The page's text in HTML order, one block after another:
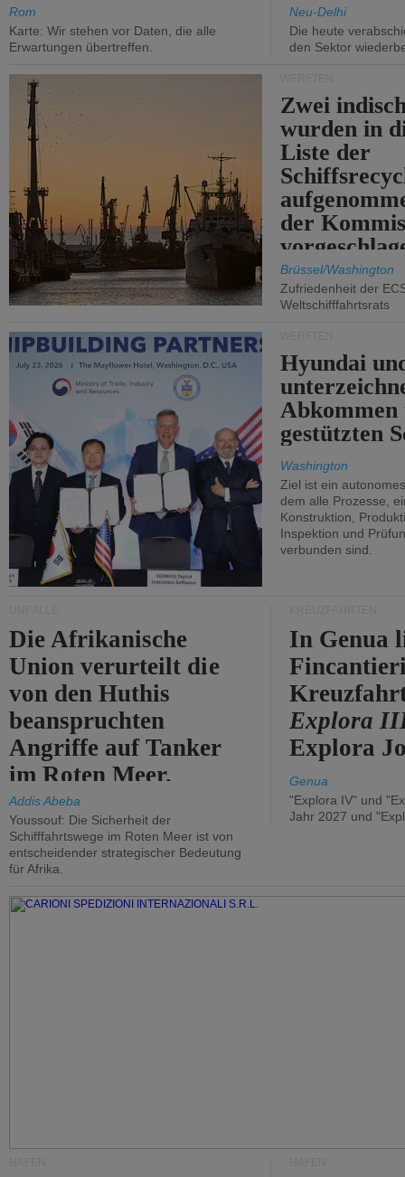
Rom
Karte: Wir stehen vor Daten, die alle
Erwartungen übertreffen.
Neu-Delhi
Die heute
den Sektor
Zwei
wurden in
Liste der
der
Brüssel/Washington
Zufriedenheit der
Weltschifffahrtsrats
Hyundai
gestützten
Washington
Ziel ist ein
dem alle Prozesse,
Konstruktion,
Inspektion und
verbunden sind.
Die Afrikanische
Union verurteilt die
von den Huthis
beanspruchten
Angriffe auf Tanker
im Roten Meer.
Addis Abeba
Youssouf: Die Sicherheit der
Schifffahrtswege im Roten Meer ist von
entscheidender strategischer Bedeutung
für Afrika.
In Genua
Explora
Explora
Genua
"Explora IV" und
Jahr 2027 und